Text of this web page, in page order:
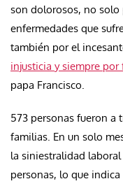
son dolorosos, no solo
enfermedades que
también por el
injusticia y siempre
papa Francisco.
573 personas fueron a
familias. En un solo
la siniestralidad
personas, lo que